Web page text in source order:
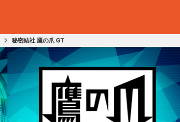
秘密結社 鷹の爪 GT